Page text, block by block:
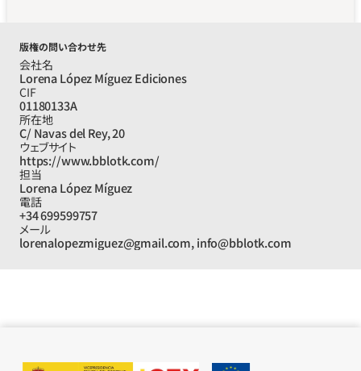
版権の問い合わせ先
会社名
Lorena López Míguez Ediciones
CIF
01180133A
所在地
C/ Navas del Rey, 20
ウェブサイト
https://www.bblotk.com/
担当
Lorena López Míguez
電話
+34 699599757
メール
lorenalopezmiguez@gmail.com, info@bblotk.com